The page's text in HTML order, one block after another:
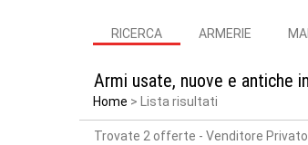
RICERCA ARMERIE
Armi usate, nuove e antiche
Home Lista risultati
Trovate 2 offerte - Venditore